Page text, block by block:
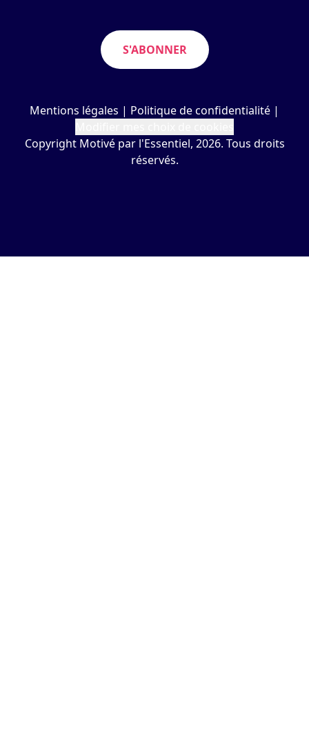
S'ABONNER
Mentions légales | Politique de confidentialité |
Copyright Motivé par l'Essentiel, 2026. Tous droits
réservés.